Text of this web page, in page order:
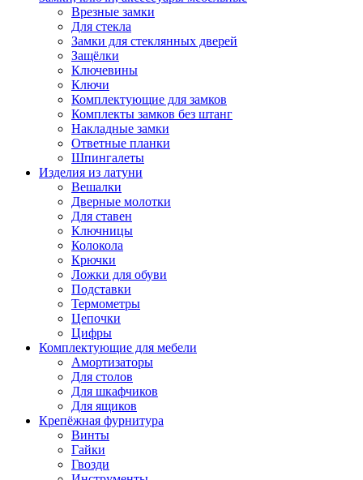
Врезные замки
Для стекла
Замки для стеклянных дверей
Защёлки
Ключевины
Ключи
Комплектующие для замков
Комплекты замков без штанг
Накладные замки
Ответные планки
Шпингалеты
Изделия из латуни
Вешалки
Дверные молотки
Для ставен
Ключницы
Колокола
Крючки
Ложки для обуви
Подставки
Термометры
Цепочки
Цифры
Комплектующие для мебели
Амортизаторы
Для столов
Для шкафчиков
Для ящиков
Крепёжная фурнитура
Винты
Гайки
Гвозди